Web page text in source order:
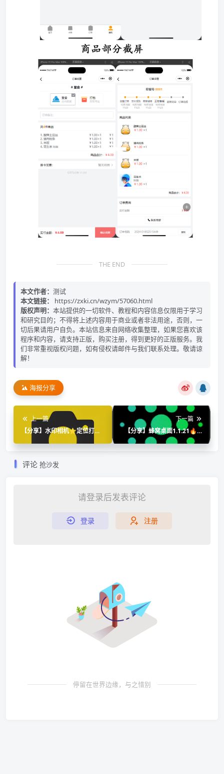
THE END
本文作者： 测试
本文链接：
https://zxki.cn/wzym/57060.html
版权声明： 本站提供的一切软件、教程和内容信息仅限用于学习
和研究目的；不得将上述内容用于商业或者非法用途，否则，一
切后果请用户自负。本站信息来自网络收集整理，如果您喜欢该
程序和内容，请支持正版，购买注册，得到更好的正版服务。我
们非常重视版权问题，如有侵权请邮件与我们联系处理。敬请谅
解！
海报分享
上一篇
【分享】水印相机⭐定位打卡
拍照 纯净无广告⭐
下一篇
【分享】蜂窝桌面1.1.21🔥全
球非主流桌面🔥可玩性极高｜
评论 抢沙发
请登录后发表评论
登录 注册
停留在世界边缘，与之惜别